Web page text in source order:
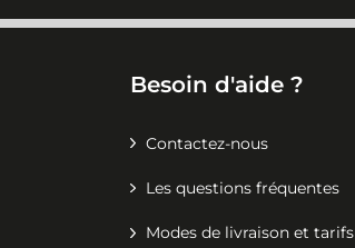
Besoin d'aide ?
Contactez-nous
Les questions fréquentes
Modes de livraison et tarifs